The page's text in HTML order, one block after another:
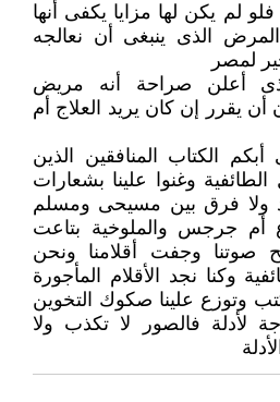
لم يكن لها مزايا يكفى أنها
الذى ينبغى أن نعالجه
لمصر
أعلن صراحة أنه مريض
أن يقرر إن كان يريد العلاج أم
الكتاب المنافقين الذين
وغنوا علينا بشعارات
ولا فرق بين مسيحى ومسلم
أم جرجس والملوخية بتاعت
صوتنا وجفت أقلامنا ونحن
وكنا نجد الأقلام المأجورة
وتوزع علينا صكوك التخوين
لأدلة فالصور لا تكذب ولا